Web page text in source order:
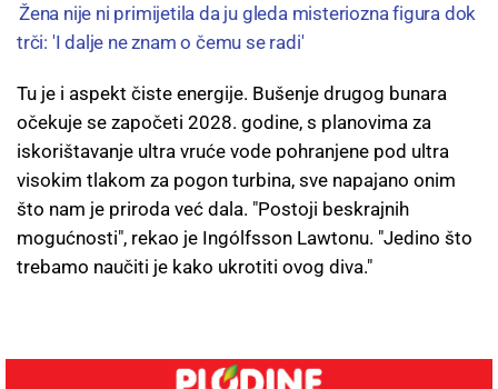
Žena nije ni primijetila da ju gleda misteriozna figura dok
trči: 'I dalje ne znam o čemu se radi'
Tu je i aspekt čiste energije. Bušenje drugog bunara
očekuje se započeti 2028. godine, s planovima za
iskorištavanje ultra vruće vode pohranjene pod ultra
visokim tlakom za pogon turbina, sve napajano onim
što nam je priroda već dala. "Postoji beskrajnih
mogućnosti", rekao je Ingólfsson Lawtonu. "Jedino što
trebamo naučiti je kako ukrotiti ovog diva."